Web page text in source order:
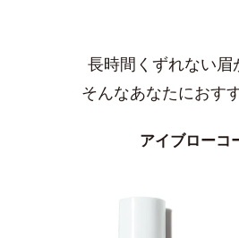
長時間くずれない眉
そんなあなたにおす
アイブローコ